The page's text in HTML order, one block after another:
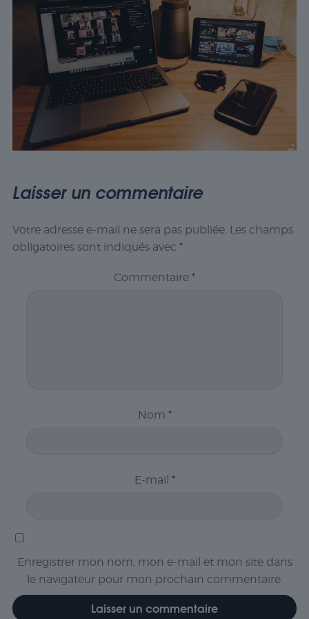
Laisser un commentaire
Votre adresse e-mail ne sera pas publiée. Les champs
obligatoires sont indiqués avec *
Commentaire *
Nom *
E-mail *
Enregistrer mon nom, mon e-mail et mon site dans
le navigateur pour mon prochain commentaire.